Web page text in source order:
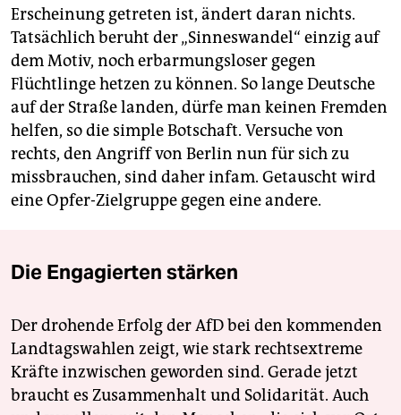
Erscheinung getreten ist, ändert daran nichts.
Tatsächlich beruht der „Sinneswandel“ einzig auf
dem Motiv, noch erbarmungsloser gegen
Flüchtlinge hetzen zu können. So lange Deutsche
auf der Straße landen, dürfe man keinen Fremden
helfen, so die simple Botschaft. Versuche von
rechts, den Angriff von Berlin nun für sich zu
missbrauchen, sind daher infam. Getauscht wird
eine Opfer-Zielgruppe gegen eine andere.
Die Engagierten stärken
Der drohende Erfolg der AfD bei den kommenden
Landtagswahlen zeigt, wie stark rechtsextreme
Kräfte inzwischen geworden sind. Gerade jetzt
braucht es Zusammenhalt und Solidarität. Auch